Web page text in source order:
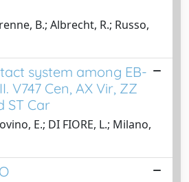
B.; Albrecht, R.; Russo,
system among EB-
V747 Cen, AX Vir, ZZ
ST Car
E.; DI FIORE, L.; Milano,